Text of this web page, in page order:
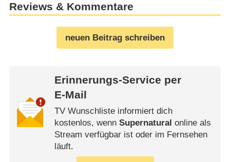
Reviews & Kommentare
neuen Beitrag schreiben
Erinnerungs-Service per
E-Mail
TV Wunschliste informiert dich
kostenlos, wenn Supernatural online als
Stream verfügbar ist oder im Fernsehen
läuft.